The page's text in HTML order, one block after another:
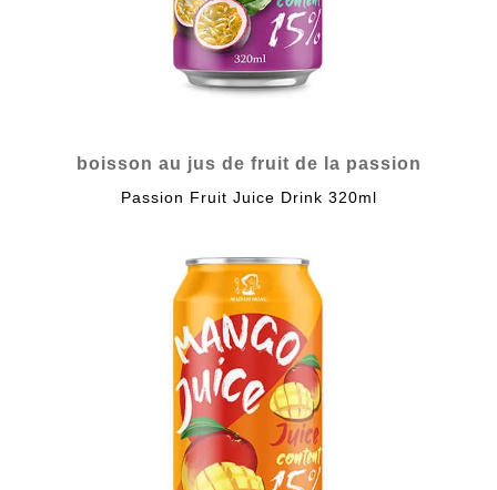
boisson au jus de fruit de la passion
Passion Fruit Juice Drink 320ml